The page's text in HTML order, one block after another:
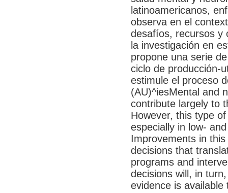
latinoamericanos,
observa en el
desafíos, recursos y
la investigación en
propone una serie
ciclo de producción-
estimule el proceso
(AU)^iesMental and
contribute largely to
However, this type
especially in low-
Improvements in
decisions that
programs and
decisions will, in
evidence is